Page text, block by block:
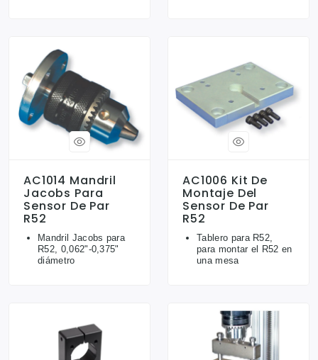
AC1014 Mandril
Jacobs Para
Sensor De Par
R52
Mandril Jacobs para
R52, 0,062"-0,375"
diámetro
AC1006 Kit De
Montaje Del
Sensor De Par
R52
Tablero para R52,
para montar el R52 en
una mesa